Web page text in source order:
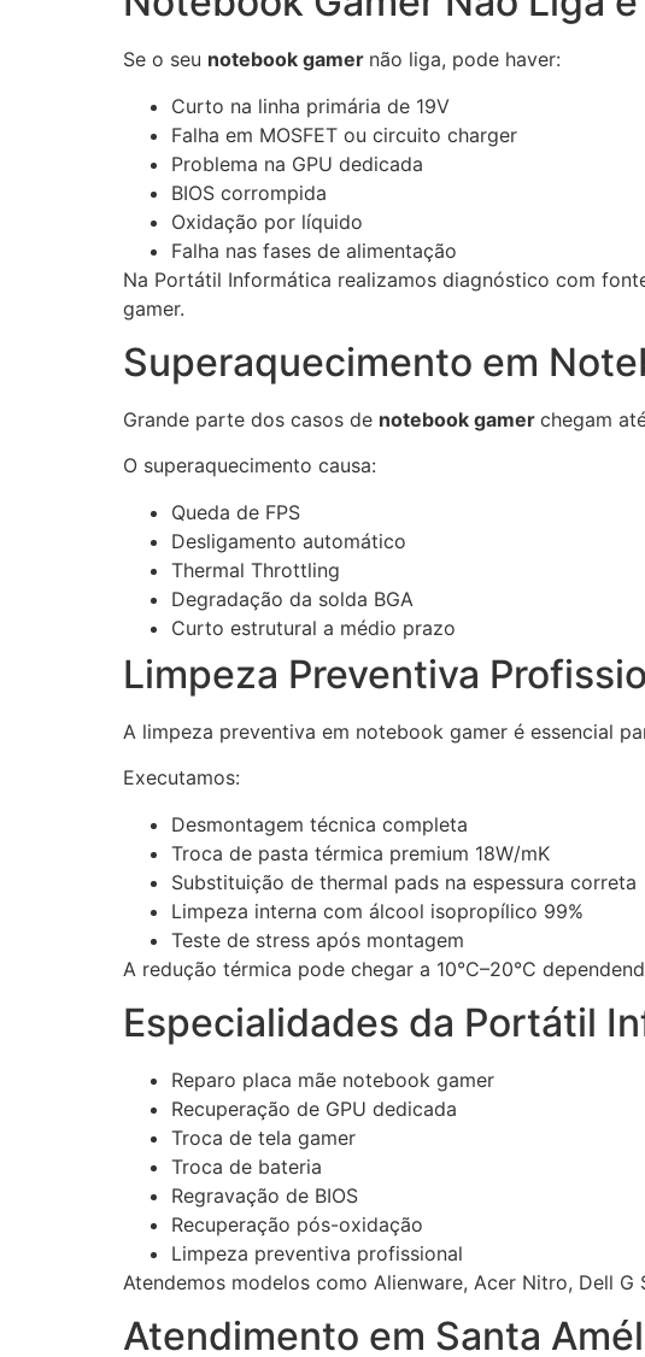
Se o seu notebook gamer não liga, pode haver:
Curto na linha primária de 19V
Falha em MOSFET ou circuito charger
Problema na GPU dedicada
BIOS corrompida
Oxidação por líquido
Falha nas fases de alimentação
Na Portátil Informática realizamos diagnóstico com
gamer.
Superaquecimento em
Grande parte dos casos de notebook gamer chegam
O superaquecimento causa:
Queda de FPS
Desligamento automático
Thermal Throttling
Degradação da solda BGA
Curto estrutural a médio prazo
Limpeza Preventiva
A limpeza preventiva em notebook gamer é essencial
Executamos:
Desmontagem técnica completa
Troca de pasta térmica premium 18W/mK
Substituição de thermal pads na espessura correta
Limpeza interna com álcool isopropílico 99%
Teste de stress após montagem
A redução térmica pode chegar a 10°C–20°C
Especialidades da Portátil
Reparo placa mãe notebook gamer
Recuperação de GPU dedicada
Troca de tela gamer
Troca de bateria
Regravação de BIOS
Recuperação pós-oxidação
Limpeza preventiva profissional
Atendemos modelos como Alienware, Acer Nitro, Dell G
Atendimento em Santa